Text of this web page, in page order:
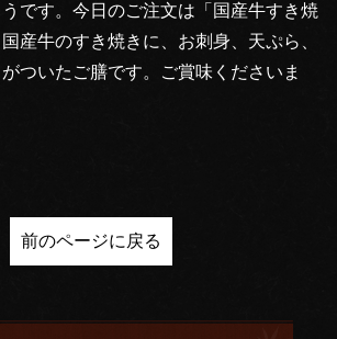
です。今日のご注文は「国産牛すき焼
産牛のすき焼きに、お刺身、天ぷら、
ついたご膳です。ご賞味くださいま
前のページに戻る